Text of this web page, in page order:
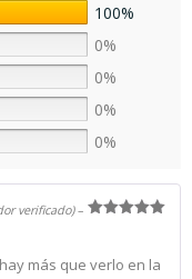
100%
0%
0%
0%
0%
verificado)–
más que verlo en la